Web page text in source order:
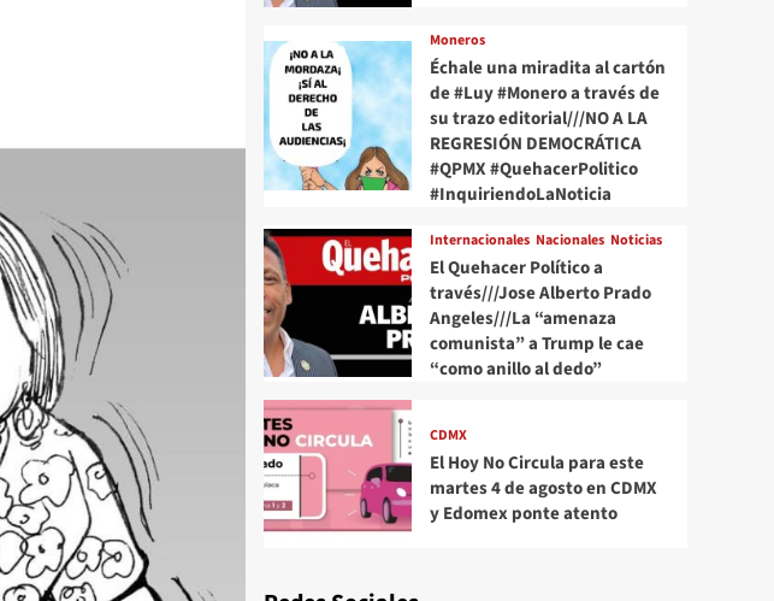
Moneros
Échale una miradita al cartón
de #Luy #Monero a través de
su trazo editorial///NO A LA
REGRESIÓN DEMOCRÁTICA
#QPMX #QuehacerPolitico
#InquiriendoLaNoticia
Internacionales Nacionales Noticias
El Quehacer Político a
través///Jose Alberto Prado
Angeles///La “amenaza
comunista” a Trump le cae
“como anillo al dedo”
CDMX
El Hoy No Circula para este
martes 4 de agosto en CDMX
y Edomex ponte atento